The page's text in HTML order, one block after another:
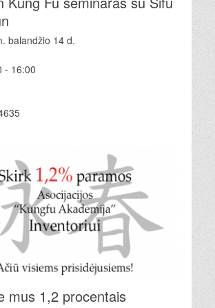
balandžio 14 d.
- 16:00
mus 1,2 procentais